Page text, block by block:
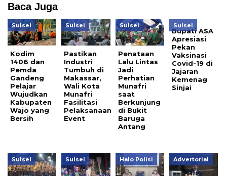
Baca Juga
Sulsel
Kodim
1406 dan
Pemda
Gandeng
Pelajar
Wujudkan
Kabupaten
Wajo yang
Bersih
Sulsel
Pastikan
Industri
Tumbuh di
Makassar,
Wali Kota
Munafri
Fasilitasi
Pelaksanaan
Event
Sulsel
Penataan
Lalu Lintas
Jadi
Perhatian
Munafri
saat
Berkunjung
di Bukit
Baruga
Antang
Sulsel
Bupati ASA
Apresiasi
Pekan
Vaksinasi
Covid-19 di
Jajaran
Kemenag
Sinjai
Sulsel Sulsel Halo Polisi Advertorial